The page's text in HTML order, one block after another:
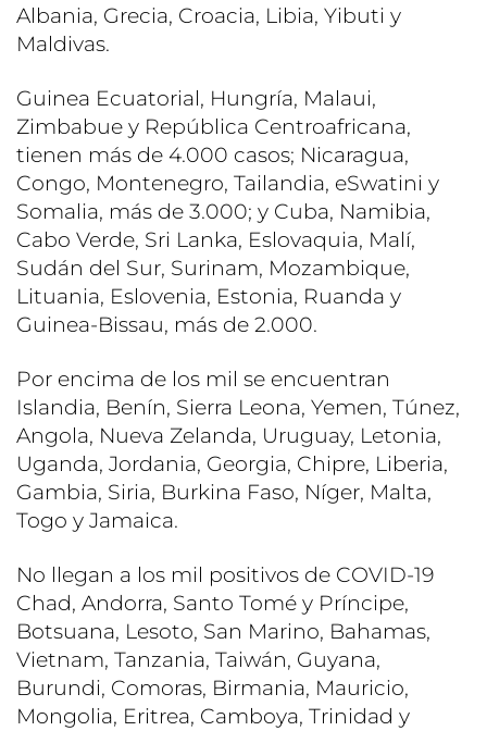
Albania, Grecia, Croacia, Libia, Yibuti y
Maldivas.
Guinea Ecuatorial, Hungría, Malaui,
Zimbabue y República Centroafricana,
tienen más de 4.000 casos; Nicaragua,
Congo, Montenegro, Tailandia, eSwatini y
Somalia, más de 3.000; y Cuba, Namibia,
Cabo Verde, Sri Lanka, Eslovaquia, Malí,
Sudán del Sur, Surinam, Mozambique,
Lituania, Eslovenia, Estonia, Ruanda y
Guinea-Bissau, más de 2.000.
Por encima de los mil se encuentran
Islandia, Benín, Sierra Leona, Yemen, Túnez,
Angola, Nueva Zelanda, Uruguay, Letonia,
Uganda, Jordania, Georgia, Chipre, Liberia,
Gambia, Siria, Burkina Faso, Níger, Malta,
Togo y Jamaica.
No llegan a los mil positivos de COVID-19
Chad, Andorra, Santo Tomé y Príncipe,
Botsuana, Lesoto, San Marino, Bahamas,
Vietnam, Tanzania, Taiwán, Guyana,
Burundi, Comoras, Birmania, Mauricio,
Mongolia, Eritrea, Camboya, Trinidad y